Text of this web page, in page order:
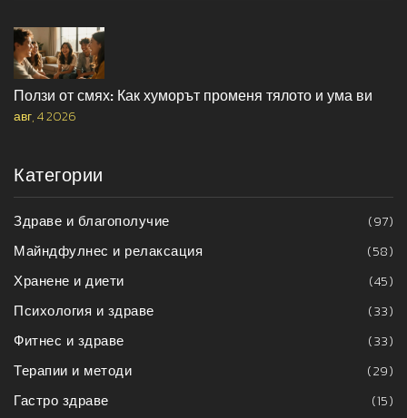
Ползи от смях: Как хуморът променя тялото и ума ви
авг, 4 2026
Категории
Здраве и благополучие
(97)
Майндфулнес и релаксация
(58)
Хранене и диети
(45)
Психология и здраве
(33)
Фитнес и здраве
(33)
Терапии и методи
(29)
Гастро здраве
(15)